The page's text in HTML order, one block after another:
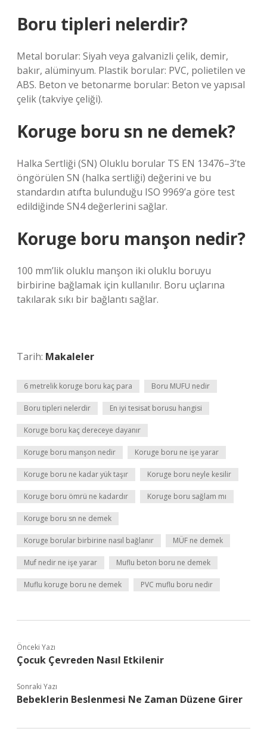
Boru tipleri nelerdir?
Metal borular: Siyah veya galvanizli çelik, demir,
bakır, alüminyum. Plastik borular: PVC, polietilen ve
ABS. Beton ve betonarme borular: Beton ve yapısal
çelik (takviye çeliği).
Koruge boru sn ne demek?
Halka Sertliği (SN) Oluklu borular TS EN 13476–3’te
öngörülen SN (halka sertliği) değerini ve bu
standardın atıfta bulunduğu ISO 9969’a göre test
edildiğinde SN4 değerlerini sağlar.
Koruge boru manşon nedir?
100 mm’lik oluklu manşon iki oluklu boruyu
birbirine bağlamak için kullanılır. Boru uçlarına
takılarak sıkı bir bağlantı sağlar.
Tarih: Makaleler
6 metrelik koruge boru kaç para Boru MUFU nedir
Boru tipleri nelerdir En iyi tesisat borusu hangisi
Koruge boru kaç dereceye dayanır
Koruge boru manşon nedir Koruge boru ne işe yarar
Koruge boru ne kadar yük taşır Koruge boru neyle kesilir
Koruge boru ömrü ne kadardır Koruge boru sağlam mı
Koruge boru sn ne demek
Koruge borular birbirine nasıl bağlanır MÜF ne demek
Muf nedir ne işe yarar Muflu beton boru ne demek
Muflu koruge boru ne demek PVC muflu boru nedir
Önceki Yazı
Çocuk Çevreden Nasıl Etkilenir
Sonraki Yazı
Bebeklerin Beslenmesi Ne Zaman Düzene Girer